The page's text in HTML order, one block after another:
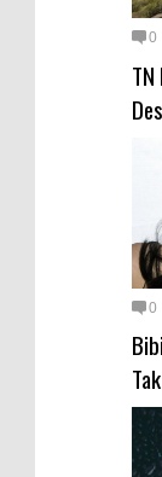
0
0